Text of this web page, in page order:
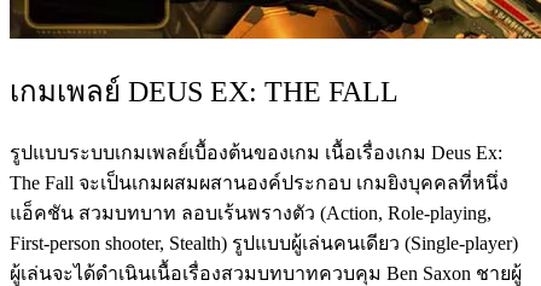
เกมเพลย์ DEUS EX: THE FALL
รูปแบบระบบเกมเพลย์เบื้องต้นของเกม เนื้อเรื่องเกม Deus Ex:
The Fall จะเป็นเกมผสมผสานองค์ประกอบ เกมยิงบุคคลที่หนึ่ง
แอ็คชัน สวมบทบาท ลอบเร้นพรางตัว (Action, Role-playing,
First-person shooter, Stealth) รูปแบบผู้เล่นคนเดียว (Single-player)
ผู้เล่นจะได้ดำเนินเนื้อเรื่องสวมบทบาทควบคุม Ben Saxon ชายผู้